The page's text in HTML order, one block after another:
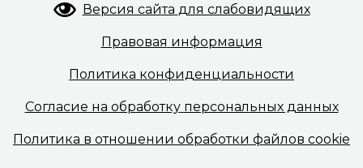
Версия сайта для слабовидящих
Правовая информация
Политика конфиденциальности
Согласие на обработку персональных данных
Политика в отношении обработки файлов cookie